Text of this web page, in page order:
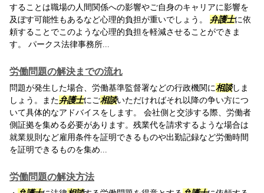
することは職場の人間関係への影響やご自身のキャリアに影響を
及ぼす可能性もあるなど心理的負担が重いでしょう。 弁護士に依
頼することでこのような心理的負担を軽減させることができま
す。 パークス法律事務所...
労働問題の解決までの流れ
問題が発生した場合、労働基準監督署などの行政機関に相談しま
しょう。また弁護士にご相談いただければそれ以降の争い方につ
いて具体的なアドバイスをします。 会社側と交渉する際、労働者
側証拠を集める必要があります。残業代を請求するような場合は
就業規則など雇用条件を証明できるものや出勤記録など労働時間
を証明できるものを集め...
労働問題の解決方法